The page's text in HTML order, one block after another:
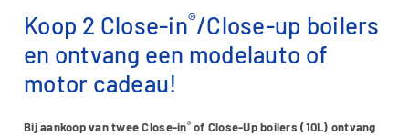
Koop 2 Close-in®/Close-up boilers
en ontvang een modelauto of
motor cadeau!
Bij aankoop van twee Close-in®of Close-Up boilers (10L) ontvang